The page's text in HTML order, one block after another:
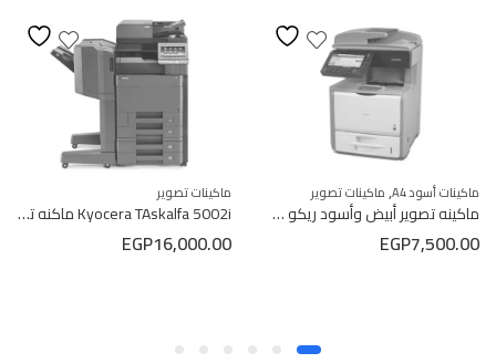
ماكينات أسود A4 , ماكينات تصوير
ماكينه تصوير أبيض وأسود ريكو موديل 5200 Ricoh
EGP7,500.00
ماكينات تصوير
Kyocera TAskalfa 5002i ماكنه تصوير كيوسيرا A3
EGP16,000.00